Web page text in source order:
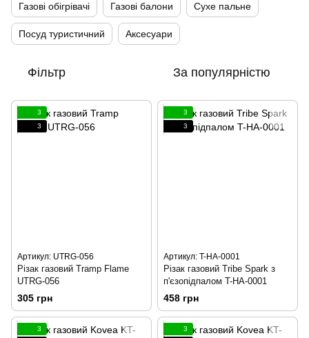
Газові обігрівачі Газові балони Сухе пальне
Посуд туристичний Аксесуари
Фільтр За популярністю
3
3
Артикул: UTRG-056
Різак газовий Tramp Flame
UTRG-056
305 грн
3
3
Артикул: T-HA-0001
Різак газовий Tribe Spark з
п'єзопідпалом T-HA-0001
458 грн
3
3